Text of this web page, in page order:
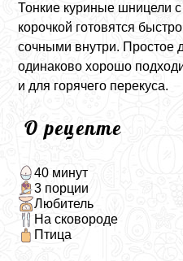
Тонкие куриные шницели
корочкой готовятся
сочными внутри. Простое
одинаково хорошо
и для горячего перекуса.
О рецепте
40 минут
3 порции
Любитель
На сковороде
Птица